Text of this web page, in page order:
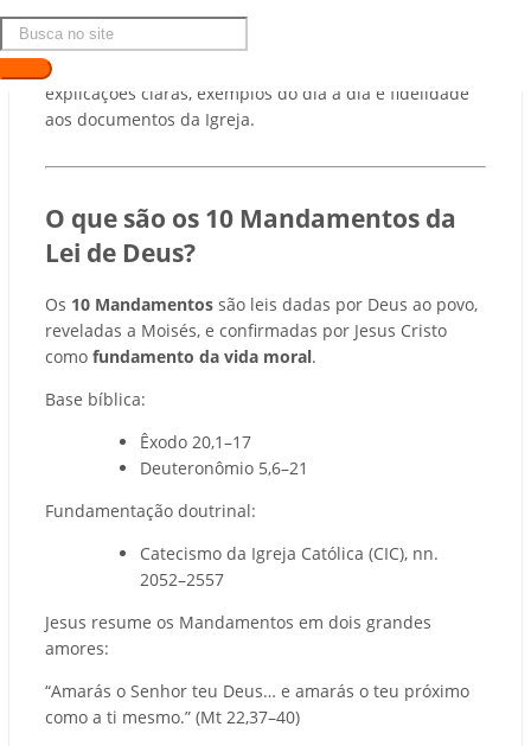
Este artigo foi preparado para ajudar
jovens e também os mais experientes
explicações claras, exemplos do dia a dia e fidelidade
aos documentos da Igreja.
O que são os 10 Mandamentos da
Lei de Deus?
Os 10 Mandamentos são leis dadas por Deus ao povo,
reveladas a Moisés, e confirmadas por Jesus Cristo
como fundamento da vida moral.
Base bíblica:
Êxodo 20,1–17
Deuteronômio 5,6–21
Fundamentação doutrinal:
Catecismo da Igreja Católica (CIC), nn.
2052–2557
Jesus resume os Mandamentos em dois grandes
amores:
“Amarás o Senhor teu Deus… e amarás o teu próximo
como a ti mesmo.” (Mt 22,37–40)